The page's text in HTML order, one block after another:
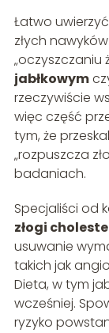
Łatwo
złych
„oczyszczaniu
jabłkowym
rzeczywiście
więc część
tym, że
„rozpuszcza
badaniach.
Specjaliści od
złogi
usuwanie
takich jak
Dieta, w tym
wcześniej.
ryzyko